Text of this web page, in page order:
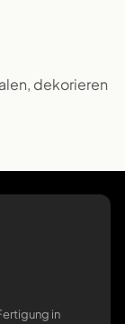
dekorieren
in